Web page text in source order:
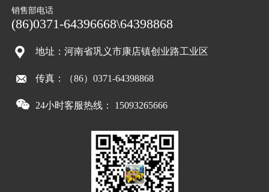
销售部电话
(86)0371-64396668\64398868
地址：河南省巩义市康店镇创业路工业区
传真：（86）0371-64398868
24小时客服热线： 15093265666